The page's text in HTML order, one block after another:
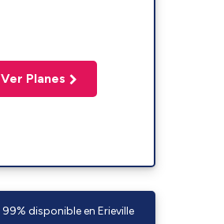
Ver Planes
99% disponible en Erieville